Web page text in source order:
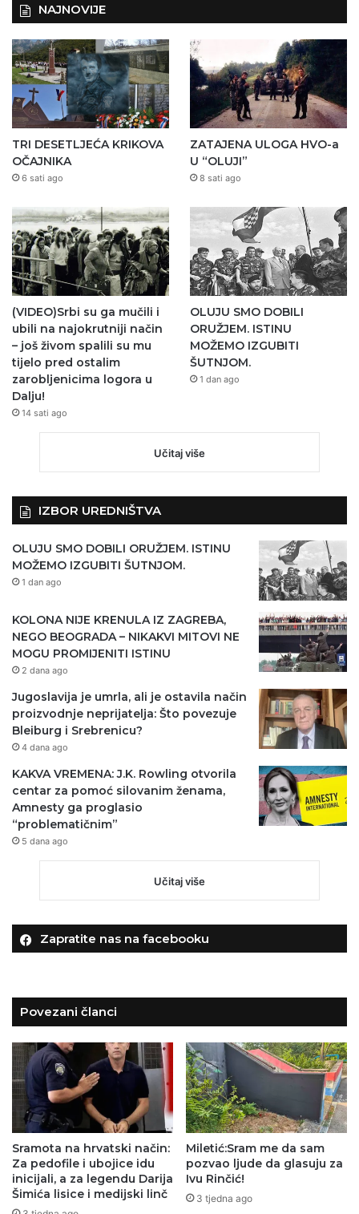
NAJNOVIJE
TRI DESETLJEĆA KRIKOVA
OČAJNIKA
6 sati ago
ZATAJENA ULOGA HVO-a
U “OLUJI”
8 sati ago
(VIDEO)Srbi su ga mučili i
ubili na najokrutniji način
– još živom spalili su mu
tijelo pred ostalim
zarobljenicima logora u
Dalju!
14 sati ago
OLUJU SMO DOBILI
ORUŽJEM. ISTINU
MOŽEMO IZGUBITI
ŠUTNJOM.
1 dan ago
Učitaj više
IZBOR UREDNIŠTVA
OLUJU SMO DOBILI ORUŽJEM. ISTINU
MOŽEMO IZGUBITI ŠUTNJOM.
1 dan ago
KOLONA NIJE KRENULA IZ ZAGREBA,
NEGO BEOGRADA – NIKAKVI MITOVI NE
MOGU PROMIJENITI ISTINU
2 dana ago
Jugoslavija je umrla, ali je ostavila način
proizvodnje neprijatelja: Što povezuje
Bleiburg i Srebrenicu?
4 dana ago
KAKVA VREMENA: J.K. Rowling otvorila
centar za pomoć silovanim ženama,
Amnesty ga proglasio
“problematičnim”
5 dana ago
Učitaj više
Zapratite nas na facebooku
Povezani članci
Sramota na hrvatski način:
Za pedofile i ubojice idu
inicijali, a za legendu Darija
Šimića lisice i medijski linč
Miletić:Sram me da sam
pozvao ljude da glasuju za
Ivu Rinčić!
3 tjedna ago